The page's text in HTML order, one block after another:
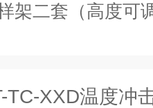
架二套（高度可
TC-XXD温度冲